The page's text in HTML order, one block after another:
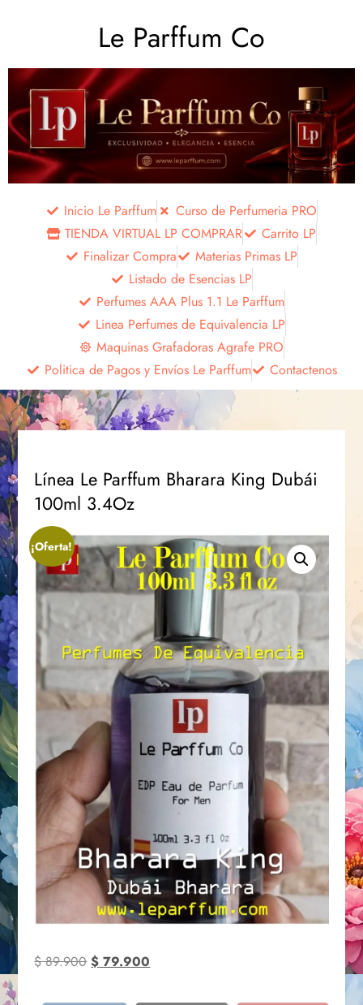
Le Parffum Co
Inicio Le Parffum
Curso de Perfumeria PRO
TIENDA VIRTUAL LP COMPRAR
Carrito LP
Finalizar Compra
Materias Primas LP
Listado de Esencias LP
Perfumes AAA Plus 1.1 Le Parffum
Linea Perfumes de Equivalencia LP
Maquinas Grafadoras Agrafe PRO
Politica de Pagos y Envíos Le Parffum
Contactenos
Línea Le Parffum Bharara King Dubái
100ml 3.4Oz
¡Oferta!
$89.900 $ 79.900